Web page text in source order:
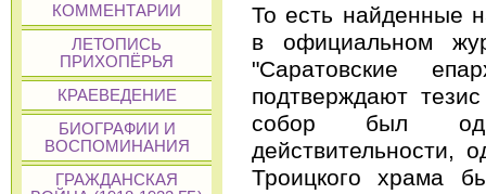
КОММЕНТАРИИ
ЛЕТОПИСЬ
ПРИХОПЁРЬЯ
КРАЕВЕДЕНИЕ
БИОГРАФИИ И
ВОСПОМИНАНИЯ
ГРАЖДАНСКАЯ
То есть найденные
в официальном
"Саратовские
подтверждают
собор был
действительности,
Троицкого храма